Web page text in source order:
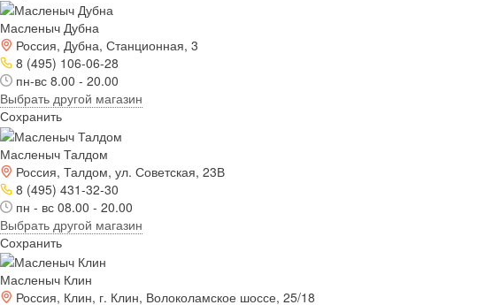
Масленыч Дубна
Россия, Дубна, Станционная, 3
8 (495) 106-06-28
пн-вс 8.00 - 20.00
Выбрать другой магазин
Сохранить
Масленыч Талдом
Россия, Талдом, ул. Советская, 23В
8 (495) 431-32-30
пн - вс 08.00 - 20.00
Выбрать другой магазин
Сохранить
Масленыч Клин
Россия, Клин, г. Клин, Волоколамское шоссе, 25/18